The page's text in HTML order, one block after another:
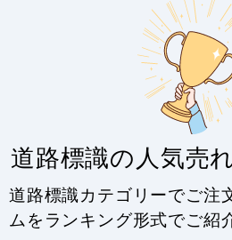
道路標識の人気売
道路標識カテゴリーでご注
ムをランキング形式でご紹